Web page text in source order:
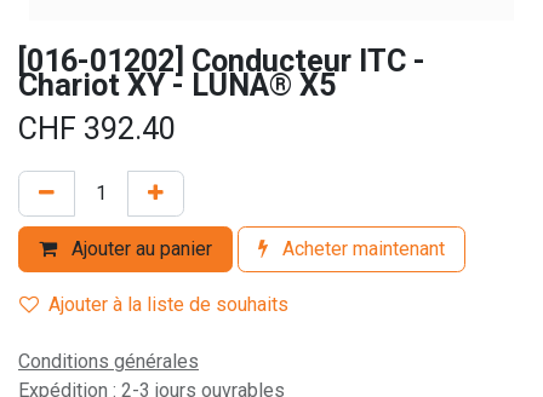
[016-01202] Conducteur ITC -
Chariot XY - LUNA® X5
CHF 392.40
Ajouter au panier Acheter maintenant
Ajouter à la liste de souhaits
Conditions générales
Expédition : 2-3 jours ouvrables